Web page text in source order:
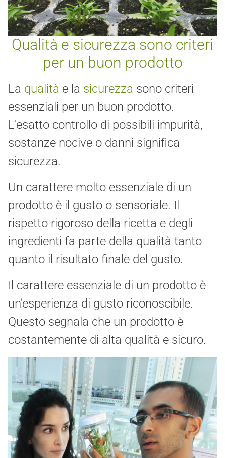
Qualità e sicurezza sono criteri
per un buon prodotto
La qualità e la sicurezza sono criteri
essenziali per un buon prodotto.
L'esatto controllo di possibili impurità,
sostanze nocive o danni significa
sicurezza.
Un carattere molto essenziale di un
prodotto è il gusto o sensoriale. Il
rispetto rigoroso della ricetta e degli
ingredienti fa parte della qualità tanto
quanto il risultato finale del gusto.
Il carattere essenziale di un prodotto è
un'esperienza di gusto riconoscibile.
Questo segnala che un prodotto è
costantemente di alta qualità e sicuro.